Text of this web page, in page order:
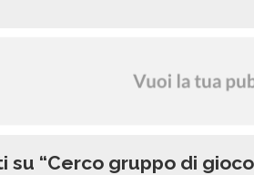
su “Cerco gruppo di